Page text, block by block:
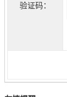
验证码：